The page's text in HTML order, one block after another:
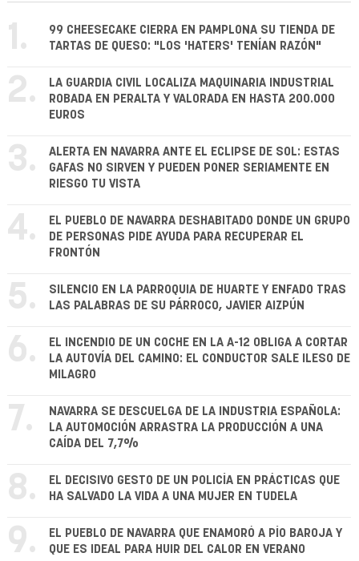
1.
99 CHEESECAKE CIERRA EN PAMPLONA SU TIENDA DE
TARTAS DE QUESO: "LOS 'HATERS' TENÍAN RAZÓN"
2.
LA GUARDIA CIVIL LOCALIZA MAQUINARIA INDUSTRIAL
ROBADA EN PERALTA Y VALORADA EN HASTA 200.000
EUROS
3.
ALERTA EN NAVARRA ANTE EL ECLIPSE DE SOL: ESTAS
GAFAS NO SIRVEN Y PUEDEN PONER SERIAMENTE EN
RIESGO TU VISTA
4.
EL PUEBLO DE NAVARRA DESHABITADO DONDE UN GRUPO
DE PERSONAS PIDE AYUDA PARA RECUPERAR EL
FRONTÓN
5.
SILENCIO EN LA PARROQUIA DE HUARTE Y ENFADO TRAS
LAS PALABRAS DE SU PÁRROCO, JAVIER AIZPÚN
6.
EL INCENDIO DE UN COCHE EN LA A-12 OBLIGA A CORTAR
LA AUTOVÍA DEL CAMINO: EL CONDUCTOR SALE ILESO DE
MILAGRO
7.
NAVARRA SE DESCUELGA DE LA INDUSTRIA ESPAÑOLA:
LA AUTOMOCIÓN ARRASTRA LA PRODUCCIÓN A UNA
CAÍDA DEL 7,7%
8.
EL DECISIVO GESTO DE UN POLICÍA EN PRÁCTICAS QUE
HA SALVADO LA VIDA A UNA MUJER EN TUDELA
9.
EL PUEBLO DE NAVARRA QUE ENAMORÓ A PÍO BAROJA Y
QUE ES IDEAL PARA HUIR DEL CALOR EN VERANO